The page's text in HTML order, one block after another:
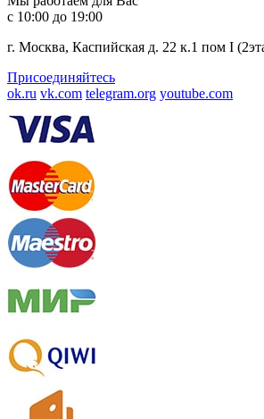
с 10:00 до 19:00
г. Москва, Каспийская д. 22 к.1 пом I
Присоединяйтесь
ok.ru vk.com telegram.org youtube.com